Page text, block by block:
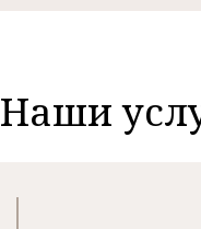
Наши